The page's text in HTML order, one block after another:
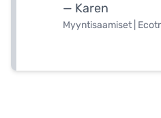
— Karen
Myyntisaamiset |